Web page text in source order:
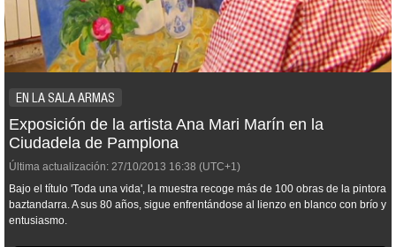
EN LA SALA ARMAS
Exposición de la artista Ana Mari Marín en la
Ciudadela de Pamplona
Última actualización: 27/10/2013 16:38 (UTC+1)
Bajo el título 'Toda una vida', la muestra recoge más de 100 obras de la pintora
baztandarra. A sus 80 años, sigue enfrentándose al lienzo en blanco con brío y
entusiasmo.